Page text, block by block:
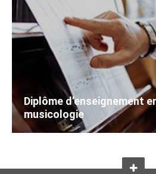
Diplôme d’enseignement
musicologie